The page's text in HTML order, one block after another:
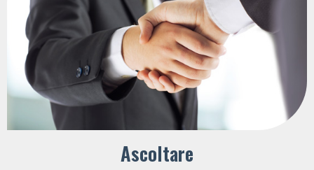
Ascoltare